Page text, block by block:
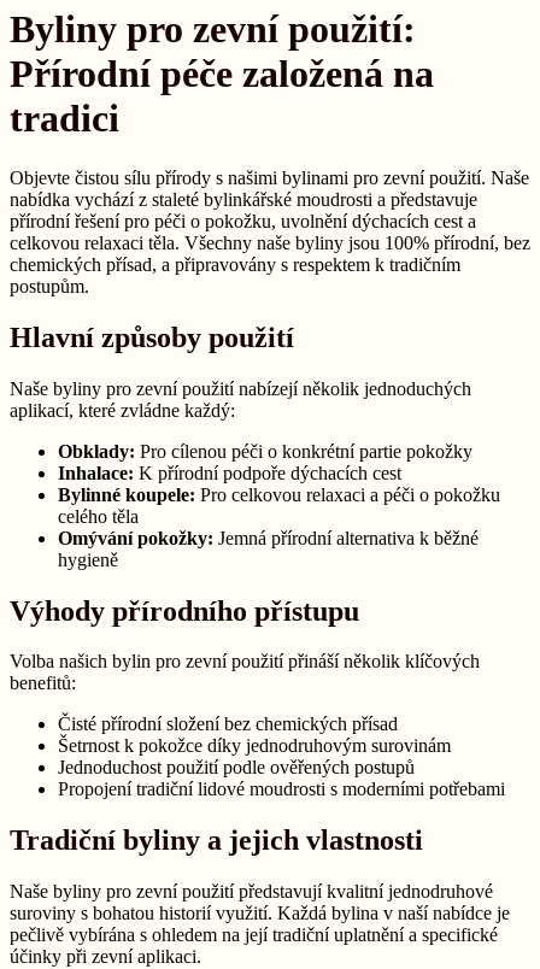
oblíbenosti
Byliny pro zevní použití:
Přírodní péče založená na
tradici
Objevte čistou sílu přírody s našimi bylinami pro zevní použití. Naše
nabídka vychází z staleté bylinkářské moudrosti a představuje
přírodní řešení pro péči o pokožku, uvolnění dýchacích cest a
celkovou relaxaci těla. Všechny naše byliny jsou 100% přírodní, bez
chemických přísad, a připravovány s respektem k tradičním
postupům.
Hlavní způsoby použití
Naše byliny pro zevní použití nabízejí několik jednoduchých
aplikací, které zvládne každý:
Obklady: Pro cílenou péči o konkrétní partie pokožky
Inhalace: K přírodní podpoře dýchacích cest
Bylinné koupele: Pro celkovou relaxaci a péči o pokožku
celého těla
Omývání pokožky: Jemná přírodní alternativa k běžné
hygieně
Výhody přírodního přístupu
Volba našich bylin pro zevní použití přináší několik klíčových
benefitů:
Čisté přírodní složení bez chemických přísad
Šetrnost k pokožce díky jednodruhovým surovinám
Jednoduchost použití podle ověřených postupů
Propojení tradiční lidové moudrosti s moderními potřebami
Tradiční byliny a jejich vlastnosti
Naše byliny pro zevní použití představují kvalitní jednodruhové
suroviny s bohatou historií využití. Každá bylina v naší nabídce je
pečlivě vybírána s ohledem na její tradiční uplatnění a specifické
účinky při zevní aplikaci.